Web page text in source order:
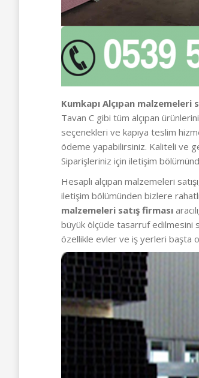
Kumkapı Alçıpan malzemeleri
Tavan C gibi tüm alçıpan
seçenekleri ve kapıya teslim
ödeme yapabilirsiniz. Kaliteli ve
Siparişleriniz için iletişim
Hesaplı alçıpan malzemeleri
iletişim bölümünden bizlere
malzemeleri satış firması
büyük ölçüde tasarruf edilmesini
özellikle evler ve iş yerleri başta